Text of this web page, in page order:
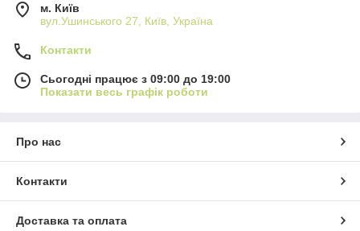
м. Київ
вул.Ушинського 27, Київ, Україна
Контакти
Сьогодні працює з 09:00 до 19:00
Показати весь графік роботи
Про нас
Контакти
Доставка та оплата